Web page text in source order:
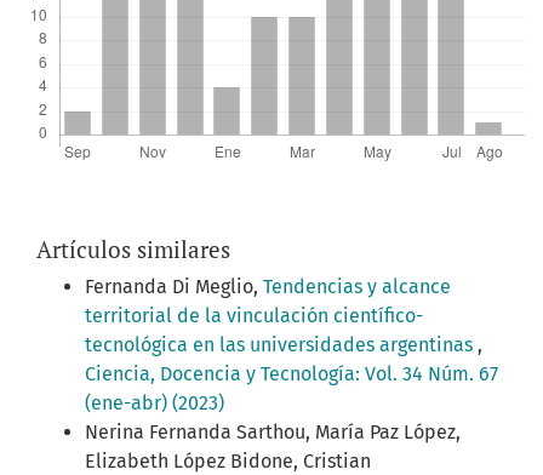
Artículos similares
Fernanda Di Meglio, Tendencias y alcance
territorial de la vinculación científico-
tecnológica en las universidades argentinas ,
Ciencia, Docencia y Tecnología: Vol. 34 Núm. 67
(ene-abr) (2023)
Nerina Fernanda Sarthou, María Paz López,
Elizabeth López Bidone, Cristian